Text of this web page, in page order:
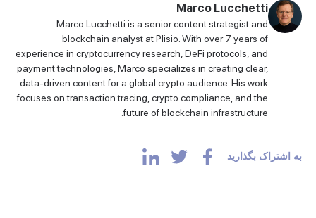
Marco Lucchetti
Marco Lucchetti is a senior content strategist and
blockchain analyst at Plisio. With over 7 years of
experience in cryptocurrency research, DeFi protocols, and
payment technologies, Marco specializes in creating clear,
data-driven content for a global crypto audience. His work
focuses on transaction tracing, crypto compliance, and the
future of blockchain infrastructure.
به اشتراک بگذارید